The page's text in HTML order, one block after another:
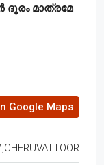
ദൂരം മാത്രമേ
Google Maps